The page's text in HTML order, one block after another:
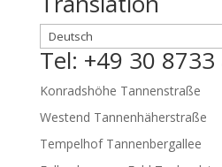
Tel: +49 30
Konradshöhe Tannenstraße
Westend Tannenhäherstraße
Tempelhof Tannenbergallee